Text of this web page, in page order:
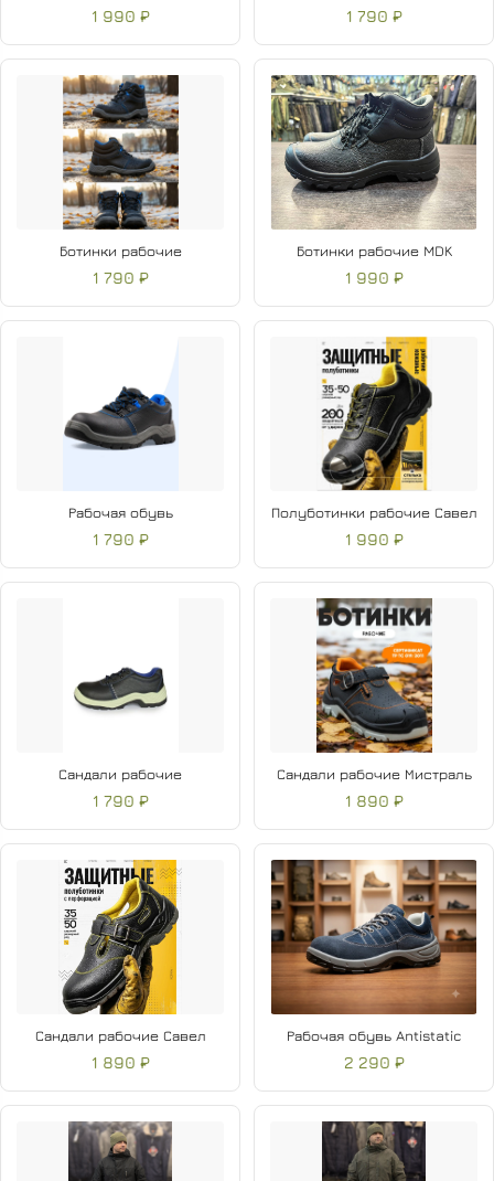
1 990 ₽ 1 790 ₽
Ботинки рабочие
1 790 ₽
Ботинки рабочие MDK
1 990 ₽
Рабочая обувь
1 790 ₽
Полуботинки рабочие Савел
1 990 ₽
Сандали рабочие
1 790 ₽
Сандали рабочие Мистраль
1 890 ₽
Сандали рабочие Савел
1 890 ₽
Рабочая обувь Antistatic
2 290 ₽